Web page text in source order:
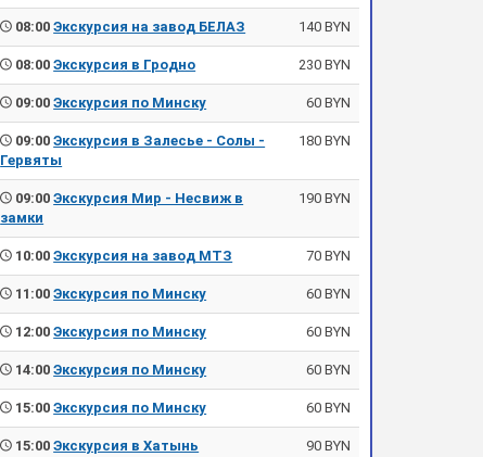
08:00Экскурсия на завод БЕЛАЗ 140 BYN
08:00Экскурсия в Гродно 230 BYN
09:00Экскурсия по Минску 60 BYN
09:00Экскурсия в Залесье - Солы -
Гервяты
180 BYN
09:00Экскурсия Мир - Несвиж в
замки
190 BYN
10:00Экскурсия на завод МТЗ 70 BYN
11:00Экскурсия по Минску 60 BYN
12:00Экскурсия по Минску 60 BYN
14:00Экскурсия по Минску 60 BYN
15:00Экскурсия по Минску 60 BYN
15:00Экскурсия в Хатынь 90 BYN